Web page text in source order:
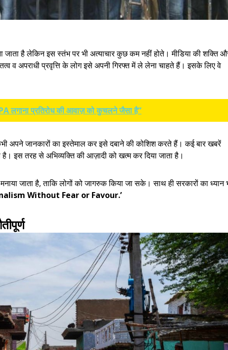
है लेकिन इस स्तंभ पर भी अत्याचार कुछ कम नहीं होते। मीडिया की शक्ति
व अपराधी प्रवृत्ति के लोग इसे अपनी गिरफ्त में ले लेना चाहते हैं। इसके लिए वे
लगाना प्रतिरोध की आवाज़ को कुचलने जैसा है”
अपने जानकारों का इस्तेमाल कर इसे दबाने की कोशिश करते हैं। कई बार खबरें
है। इस तरह से अभिव्यक्ति की आज़ादी को खत्म कर दिया जाता है।
जाता है, ताकि लोगों को जागरुक किया जा सके। साथ ही सरकारों का ध्यान
Without Fear or Favour.’